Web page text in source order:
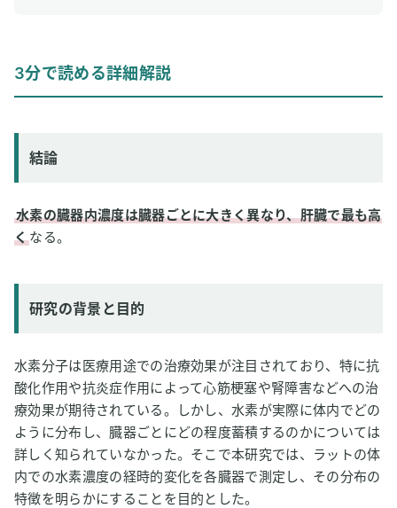
3分で読める詳細解説
結論
水素の臓器内濃度は臓器ごとに大きく異なり、肝臓で最も高
くなる。
研究の背景と目的
水素分子は医療用途での治療効果が注目されており、特に抗
酸化作用や抗炎症作用によって心筋梗塞や腎障害などへの治
療効果が期待されている。しかし、水素が実際に体内でどの
ように分布し、臓器ごとにどの程度蓄積するのかについては
詳しく知られていなかった。そこで本研究では、ラットの体
内での水素濃度の経時的変化を各臓器で測定し、その分布の
特徴を明らかにすることを目的とした。